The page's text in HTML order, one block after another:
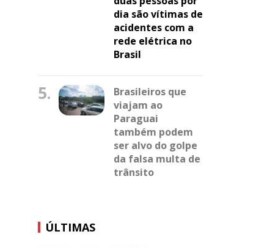
dia são vítimas de
acidentes com a
rede elétrica no
Brasil
5.
Brasileiros que
viajam ao
Paraguai
também podem
ser alvo do golpe
da falsa multa de
trânsito
ÚLTIMAS